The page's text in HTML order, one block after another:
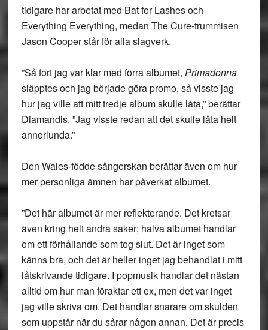
tidigare har arbetat med Bat for Lashes och
Everything Everything, medan The Cure-trummisen
Jason Cooper står för alla slagverk.
”Så fort jag var klar med förra albumet, Primadonna
släpptes och jag började göra promo, så visste jag
hur jag ville att mitt tredje album skulle låta,” berättar
Diamandis. ”Jag visste redan att det skulle låta helt
annorlunda.”
Den Wales-födde sångerskan berättar även om hur
mer personliga ämnen har påverkat albumet.
”Det här albumet är mer reflekterande. Det kretsar
även kring helt andra saker; halva albumet handlar
om ett förhållande som tog slut. Det är inget som
känns bra, och det är heller inget jag behandlat i mitt
låtskrivande tidigare. I popmusik handlar det nästan
alltid om hur man föraktar ett ex, men det var inget
jag ville skriva om. Det handlar snarare om skulden
som uppstår när du sårar någon annan. Det är precis